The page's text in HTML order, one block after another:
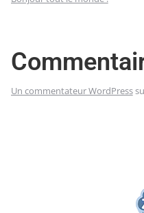
Un commentateur WordPress